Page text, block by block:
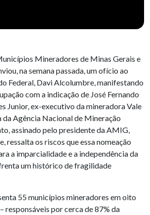
Mineradores de Minas Gerais e
na semana passada, um ofício ao
Federal, Davi Alcolumbre, manifestando
com a indicação de José Fernando
Junior, ex-executivo da mineradora Vale
da Agência Nacional de Mineração
assinado pelo presidente da AMIG,
ressalta os riscos que essa nomeação
a imparcialidade e a independência da
um histórico de fragilidade
55 municípios mineradores em oito
responsáveis por cerca de 87% da